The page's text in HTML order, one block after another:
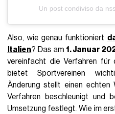
Un post condiviso da
Also, wie genau funktioniert
Italien? Das am 1. Januar
vereinfacht die Verfahren für
bietet Sportvereinen
Änderung stellt einen echten
Verfahren beschleunigt und
Umsetzung festlegt. Wie im